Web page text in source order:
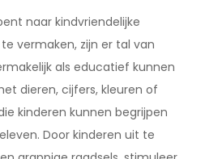
naar kindvriendelijke
vermaken, zijn er tal van
als educatief kunnen
dieren, cijfers, kleuren of
kinderen kunnen begrijpen
Door kinderen uit te